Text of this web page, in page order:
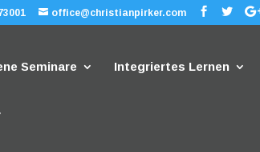
office@christianpirker.com
Seminare Integriertes Lernen